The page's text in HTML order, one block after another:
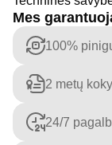
Mes
100%
2 metų
24/7